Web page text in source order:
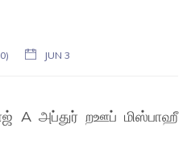
JUN 3
A அப்துர் றஊப் மிஸ்பாஹீ